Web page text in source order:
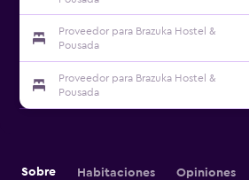
Proveedor para Brazuka Hostel &
Pousada
Proveedor para Brazuka Hostel &
Pousada
Sobre Habitaciones Opiniones